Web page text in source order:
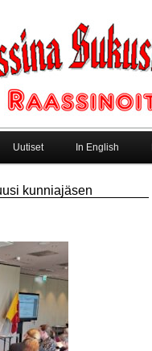
Uutiset In English
kunniajäsen